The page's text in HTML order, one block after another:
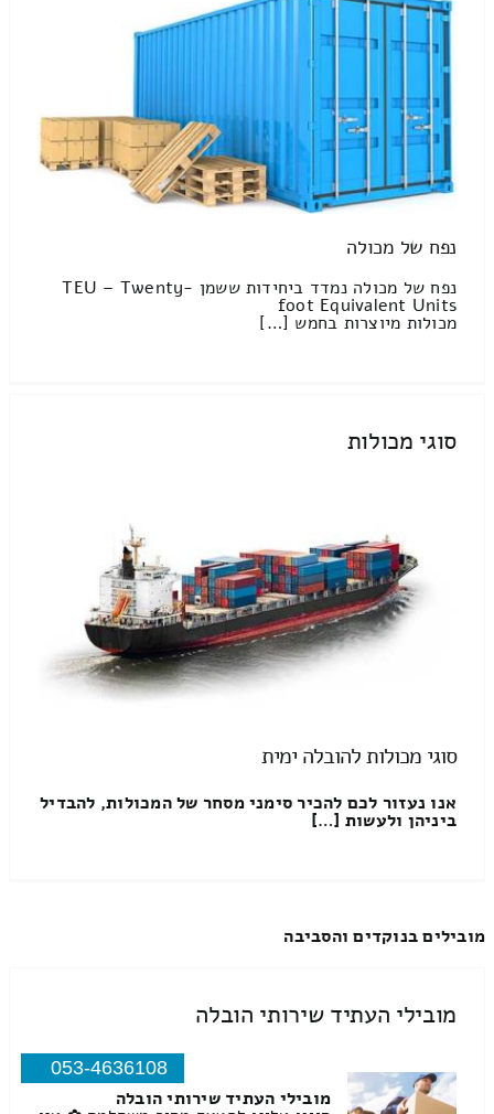
נפח של מכולה
נפח של מכולה נמדד ביחידות ששמן TEU – Twenty-
foot Equivalent Units
מכולות מיוצרות בחמש […]
סוגי מכולות
סוגי מכולות להובלה ימית
אנו נעזור לכם להכיר סימני מסחר של המכולות, להבדיל
ביניהן ולעשות […]
מובילים בנוקדים והסביבה
מובילי העתיד שירותי הובלה
053-4636108
מובילי העתיד שירותי הובלה